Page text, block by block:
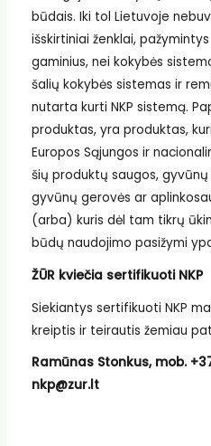
būdais. Iki tol Lietuvoje
išskirtiniai ženklai,
gaminius, nei kokybės
šalių kokybės sistemas ir
nutarta kurti NKP sistemą.
produktas, yra produktas,
Europos Sąjungos ir
šių produktų saugos,
gyvūnų gerovės ar
(arba) kuris dėl tam tikrų
būdų naudojimo pasižymi
ŽŪR kviečia sertifikuoti NKP
Siekiantys sertifikuoti NKP
kreiptis ir teirautis žemiau
Ramūnas Stonkus, mob.
nkp@zur.lt